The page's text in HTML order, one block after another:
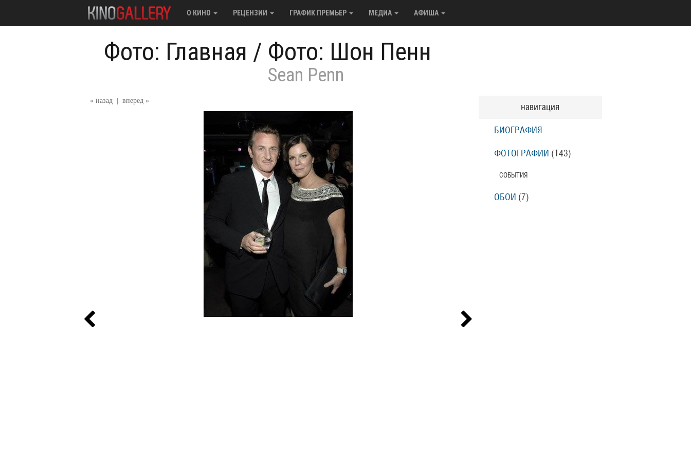
О КИНО РЕЦЕНЗИИ ГРАФИК ПРЕМЬЕР МЕДИА АФИША
Фото: Главная / Фото: Шон Пенн
Sean Penn
« назад вперед »
навигация
БИОГРАФИЯ
ФОТОГРАФИИ (143)
СОБЫТИЯ
ОБОИ (7)